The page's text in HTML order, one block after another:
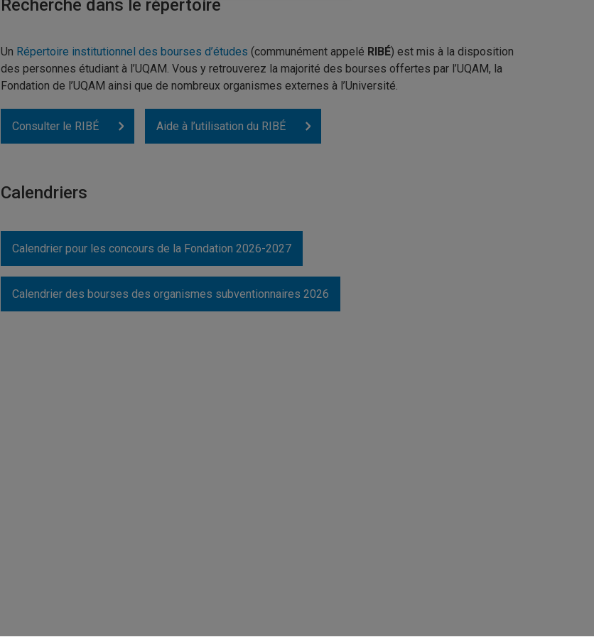
Recherche dans le répertoire
Un Répertoire institutionnel des bourses d’études (communément appelé RIBÉ) est mis à la disposition
des personnes étudiant à l’UQAM. Vous y retrouverez la majorité des bourses offertes par l’UQAM, la
Fondation de l’UQAM ainsi que de nombreux organismes externes à l’Université.
Consulter le RIBÉ Aide à l’utilisation du RIBÉ
Calendriers
Calendrier pour les concours de la Fondation 2026-2027
Calendrier des bourses des organismes subventionnaires 2026